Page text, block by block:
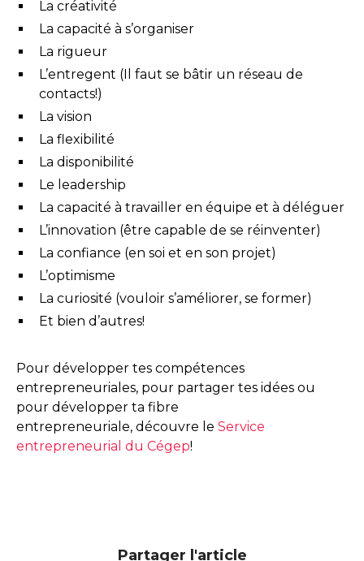
La créativité
La capacité à s’organiser
La rigueur
L’entregent (Il faut se bâtir un réseau de
contacts!)
La vision
La flexibilité
La disponibilité
Le leadership
La capacité à travailler en équipe et à déléguer
L’innovation (être capable de se réinventer)
La confiance (en soi et en son projet)
L’optimisme
La curiosité (vouloir s’améliorer, se former)
Et bien d’autres!
Pour développer tes compétences
entrepreneuriales, pour partager tes idées ou
pour développer ta fibre
entrepreneuriale, découvre le Service
entrepreneurial du Cégep!
Partager l'article